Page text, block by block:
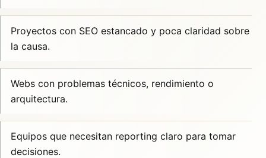
Proyectos con SEO estancado y poca claridad sobre
la causa.
Webs con problemas técnicos, rendimiento o
arquitectura.
Equipos que necesitan reporting claro para tomar
decisiones.